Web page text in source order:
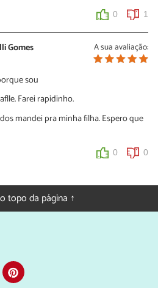
0 1
A sua avaliação:
Gomes
sou
Farei rapidinho.
mandei pra minha filha. Espero que
0 0
gostou da nossa receita de waffle
esta receita de waffle para
receita-de-waffle-sem-
topo da página ↑